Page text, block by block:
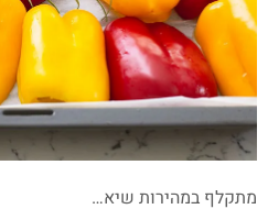
מתקלף במהירות שיא…